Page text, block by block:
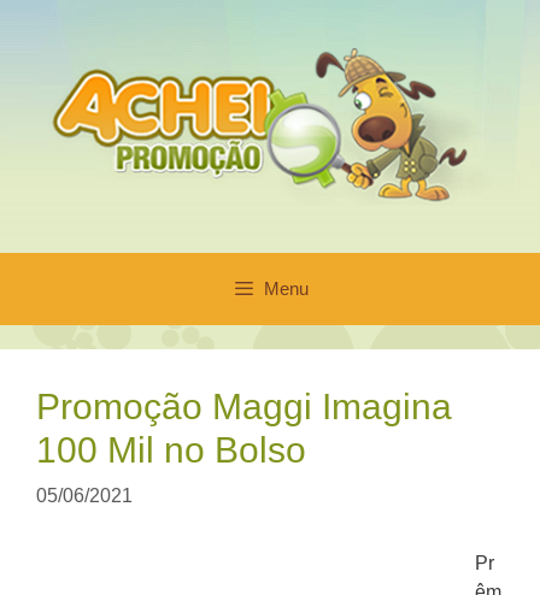
conteúdo
Menu
Promoção Maggi Imagina
100 Mil no Bolso
05/06/2021
Pr